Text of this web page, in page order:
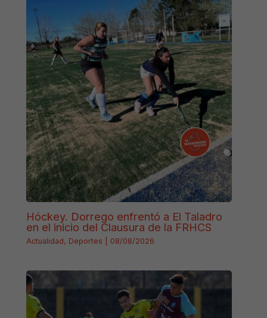
Hóckey. Dorrego enfrentó a El Taladro
en el inicio del Clausura de la FRHCS
Actualidad, Deportes 08/08/2026